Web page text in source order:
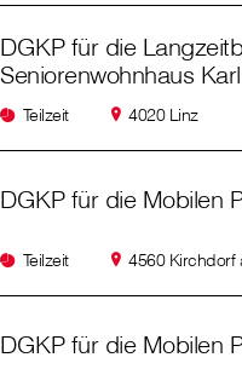
DGKP für die
Seniorenwohnhaus
Teilzeit 4020 Linz
DGKP für die Mobilen
Teilzeit 4560 Kirchdorf
DGKP für die Mobilen